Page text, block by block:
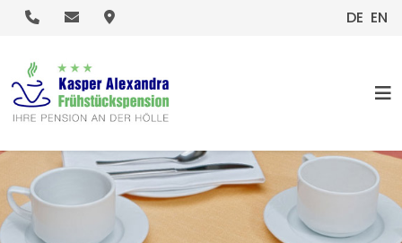
. . . DE EN
HOME